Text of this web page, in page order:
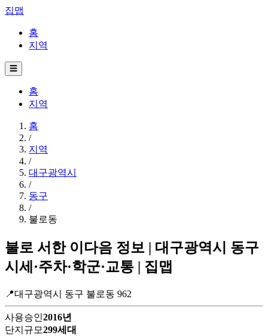
집맵
홈
지역
☰
홈
지역
홈
/
지역
/
대구광역시
/
동구
/
불로동
불로 서한 이다음 정보 | 대구광역시 동구
시세·주차·학군·교통 | 집맵
📍대구광역시 동구 불로동 962
사용승인2016년
단지규모299세대